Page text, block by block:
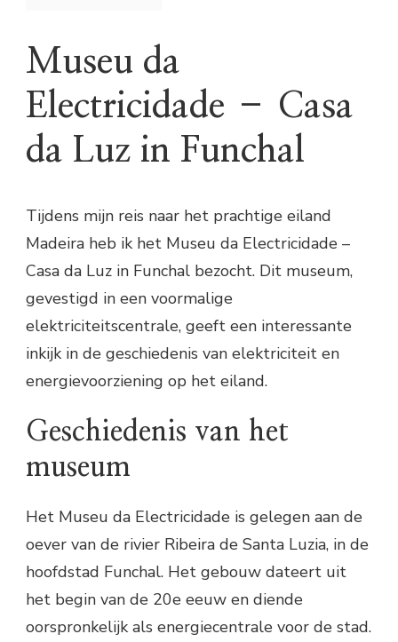
Museu da
Electricidade – Casa
da Luz in Funchal
Tijdens mijn reis naar het prachtige eiland
Madeira heb ik het Museu da Electricidade –
Casa da Luz in Funchal bezocht. Dit museum,
gevestigd in een voormalige
elektriciteitscentrale, geeft een interessante
inkijk in de geschiedenis van elektriciteit en
energievoorziening op het eiland.
Geschiedenis van het
museum
Het Museu da Electricidade is gelegen aan de
oever van de rivier Ribeira de Santa Luzia, in de
hoofdstad Funchal. Het gebouw dateert uit
het begin van de 20e eeuw en diende
oorspronkelijk als energiecentrale voor de stad.